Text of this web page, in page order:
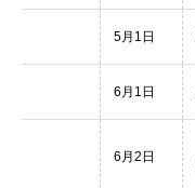
5月1日
6月1日
6月2日